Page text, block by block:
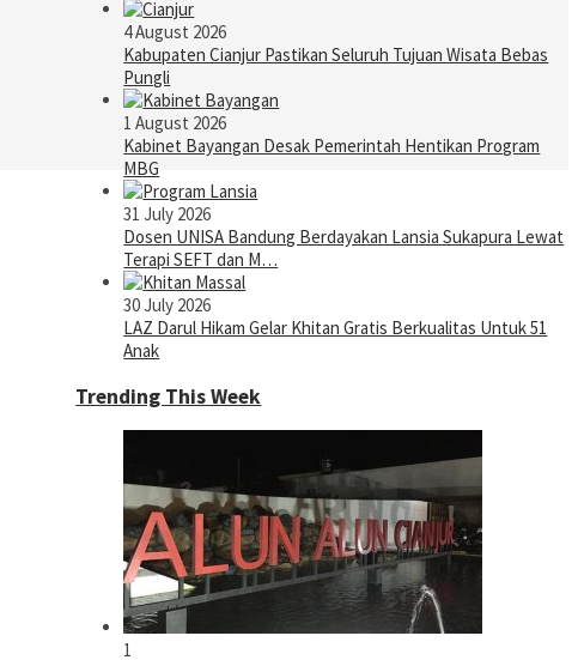
4 August 2026
Kabupaten Cianjur Pastikan Seluruh Tujuan Wisata Bebas
Pungli
1 August 2026
Kabinet Bayangan Desak Pemerintah Hentikan Program
MBG
31 July 2026
Dosen UNISA Bandung Berdayakan Lansia Sukapura Lewat
Terapi SEFT dan M…
30 July 2026
LAZ Darul Hikam Gelar Khitan Gratis Berkualitas Untuk 51
Anak
Trending This Week
1